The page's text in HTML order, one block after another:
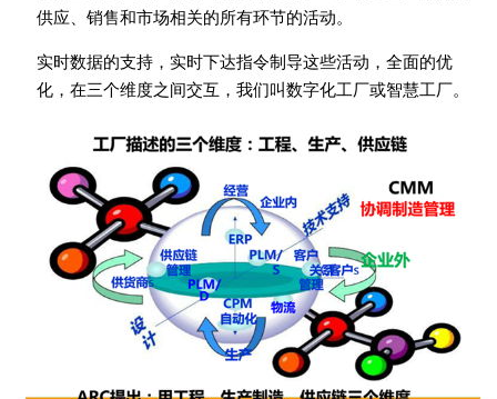
供应、销售和市场相关的所有环节的活动。
实时数据的支持，实时下达指令制导这些活动，全面的优
化，在三个维度之间交互，我们叫数字化工厂或智慧工厂。